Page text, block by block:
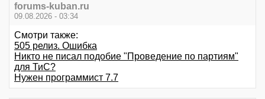
forums-kuban.ru
09.08.2026 - 03:34
Смотри также:
505 релиз. Ошибка
Никто не писал подобие "Проведение по партиям"
для ТиС?
Нужен программист 7.7